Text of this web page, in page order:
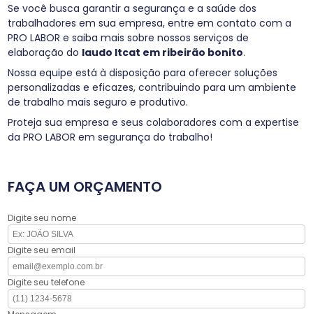
Se você busca garantir a segurança e a saúde dos
trabalhadores em sua empresa, entre em contato com a
PRO LABOR e saiba mais sobre nossos serviços de
elaboração do laudo ltcat em ribeirão bonito.
Nossa equipe está à disposição para oferecer soluções
personalizadas e eficazes, contribuindo para um ambiente
de trabalho mais seguro e produtivo.
Proteja sua empresa e seus colaboradores com a expertise
da PRO LABOR em segurança do trabalho!
FAÇA UM ORÇAMENTO
Digite seu nome
Digite seu email
Digite seu telefone